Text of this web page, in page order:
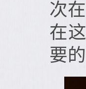
次
在
要